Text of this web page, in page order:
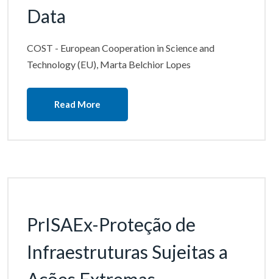
Data
COST - European Cooperation in Science and
Technology (EU), Marta Belchior Lopes
Read More
PrISAEx-Proteção de
Infraestruturas Sujeitas a